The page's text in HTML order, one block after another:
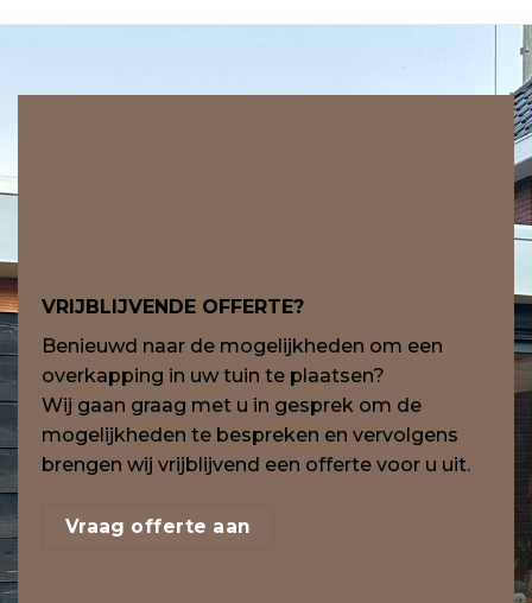
VRIJBLIJVENDE OFFERTE?
Benieuwd naar de mogelijkheden om een
overkapping in uw tuin te plaatsen?
Wij gaan graag met u in gesprek om de
mogelijkheden te bespreken en vervolgens
brengen wij vrijblijvend een offerte voor u uit.
Vraag offerte aan